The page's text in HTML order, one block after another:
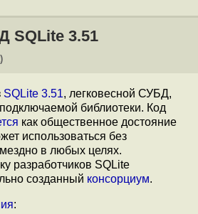
SQLite 3.51
SQLite 3.51, легковесной СУБД,
библиотеки. Код
как общественное достояние
использоваться без
в любых целях.
разработчиков SQLite
созданный консорциум.
: